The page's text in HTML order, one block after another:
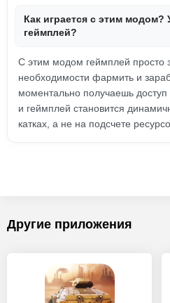
Как играется с этим модом?
геймплей?
С этим модом геймплей просто
необходимости фармить и
моментально получаешь
и геймплей становится
катках, а не на подсчете
Другие приложения